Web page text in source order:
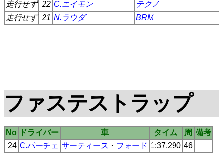
走行せず 22 C.エイモン
テクノ
走行せず 21 N.ラウダ BRM
ファステストラップ
No ドライバー 車 タイム 周 備考
24 C.パーチェ サーティース ・ フォード 1:37.290 46